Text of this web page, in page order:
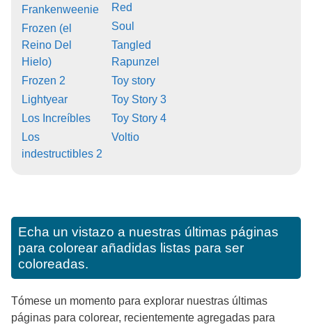
Frankenweenie
Frozen (el
Reino Del
Hielo)
Frozen 2
Lightyear
Los Increíbles
Los
indestructibles 2
Red
Soul
Tangled
Rapunzel
Toy story
Toy Story 3
Toy Story 4
Voltio
Echa un vistazo a nuestras últimas páginas
para colorear añadidas listas para ser
coloreadas.
Tómese un momento para explorar nuestras últimas
páginas para colorear, recientemente agregadas para